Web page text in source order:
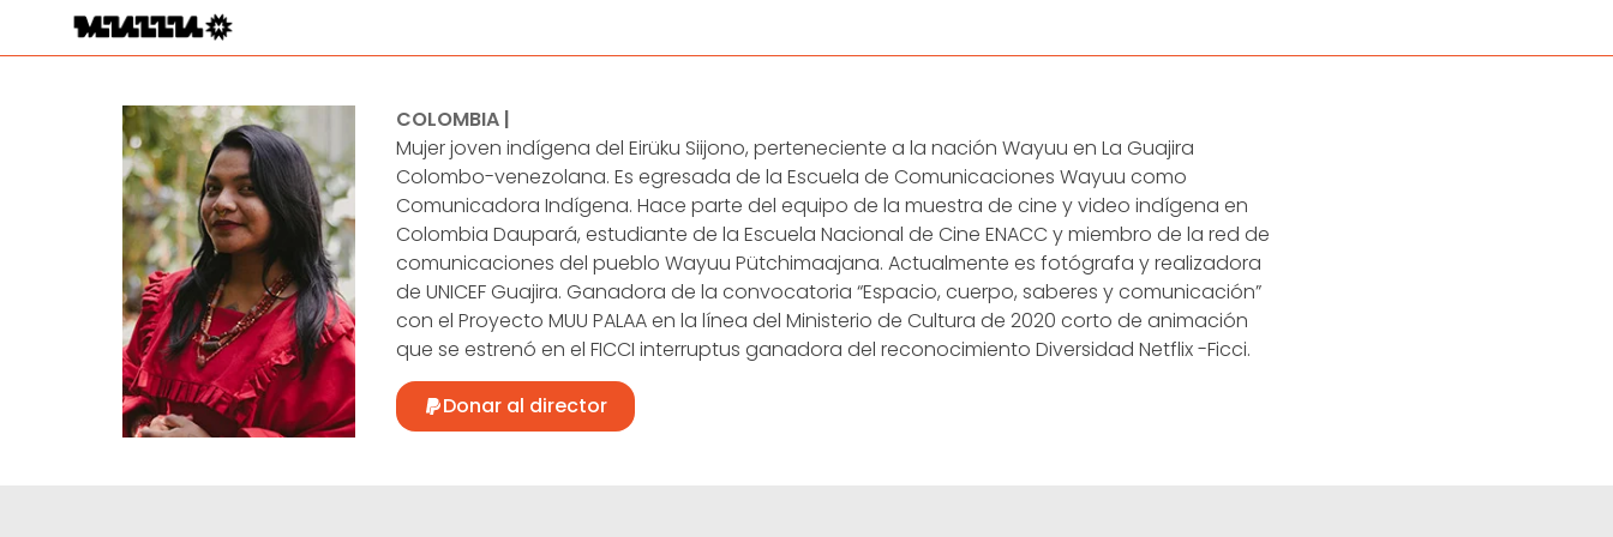
COLOMBIA |
Mujer joven indígena del Eirüku Siijono, perteneciente a la nación Wayuu en La Guajira
Colombo-venezolana. Es egresada de la Escuela de Comunicaciones Wayuu como
Comunicadora Indígena. Hace parte del equipo de la muestra de cine y video indígena en
Colombia Daupará, estudiante de la Escuela Nacional de Cine ENACC y miembro de la red de
comunicaciones del pueblo Wayuu Pütchimaajana. Actualmente es fotógrafa y realizadora
de UNICEF Guajira. Ganadora de la convocatoria “Espacio, cuerpo, saberes y comunicación”
con el Proyecto MUU PALAA en la línea del Ministerio de Cultura de 2020 corto de animación
que se estrenó en el FICCI interruptus ganadora del reconocimiento Diversidad Netflix -Ficci.
Donar al director